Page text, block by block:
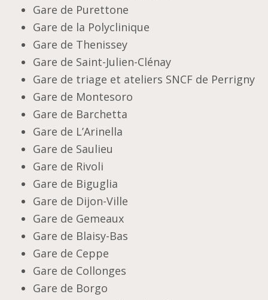
Gare de Purettone
Gare de la Polyclinique
Gare de Thenissey
Gare de Saint-Julien-Clénay
Gare de triage et ateliers SNCF de Perrigny
Gare de Montesoro
Gare de Barchetta
Gare de L’Arinella
Gare de Saulieu
Gare de Rivoli
Gare de Biguglia
Gare de Dijon-Ville
Gare de Gemeaux
Gare de Blaisy-Bas
Gare de Ceppe
Gare de Collonges
Gare de Borgo